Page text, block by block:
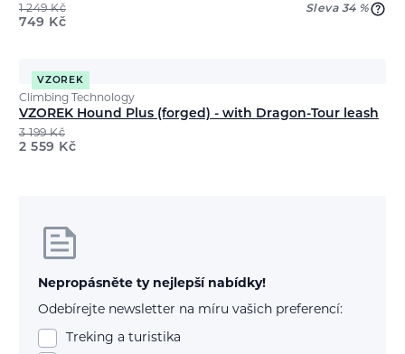
1 249Kč Sleva 34 %
749 Kč
VZOREK
Climbing Technology
VZOREK Hound Plus (forged) - with Dragon-Tour leash
3 199Kč
2 559 Kč
Nepropásněte ty nejlepší nabídky!
Odebírejte newsletter na míru vašich preferencí:
Treking a turistika